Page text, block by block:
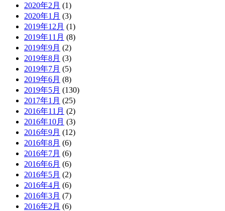
2020年2月 (1)
2020年1月 (3)
2019年12月 (1)
2019年11月 (8)
2019年9月 (2)
2019年8月 (3)
2019年7月 (5)
2019年6月 (8)
2019年5月 (130)
2017年1月 (25)
2016年11月 (2)
2016年10月 (3)
2016年9月 (12)
2016年8月 (6)
2016年7月 (6)
2016年6月 (6)
2016年5月 (2)
2016年4月 (6)
2016年3月 (7)
2016年2月 (6)